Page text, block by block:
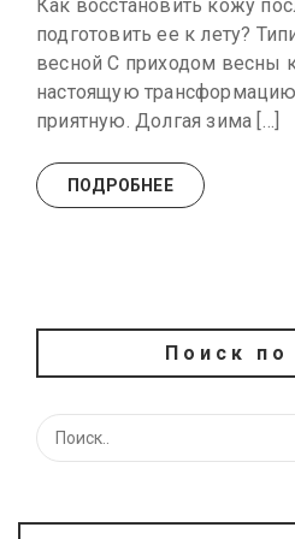
Как восстановить кожу
подготовить ее к лету?
весной С приходом весны
настоящую
приятную. Долгая зима […]
ПОДРОБНЕЕ
Поиск по